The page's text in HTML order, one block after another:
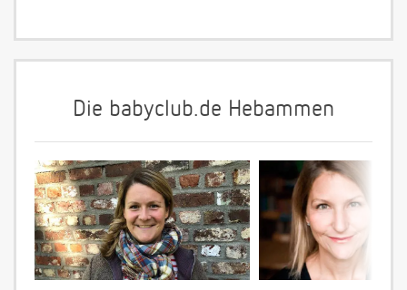
Die babyclub.de Hebammen